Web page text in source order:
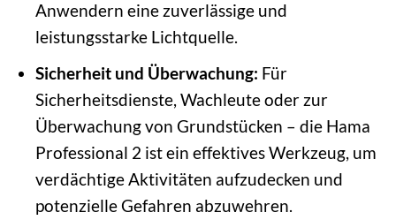
Anwendern eine zuverlässige und
leistungsstarke Lichtquelle.
Sicherheit und Überwachung: Für
Sicherheitsdienste, Wachleute oder zur
Überwachung von Grundstücken – die Hama
Professional 2 ist ein effektives Werkzeug, um
verdächtige Aktivitäten aufzudecken und
potenzielle Gefahren abzuwehren.